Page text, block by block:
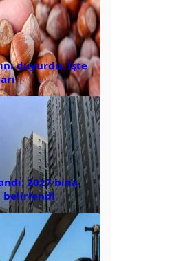
duyurdu: İşte
2027 bina
belirlendi